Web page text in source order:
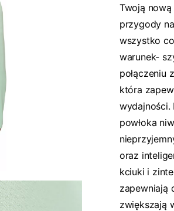
Twoją
przygody
wszystko
warunek-
połączeniu
która
wydajności.
powłoka
oraz
kciuki i
zapewniają
zwiększają